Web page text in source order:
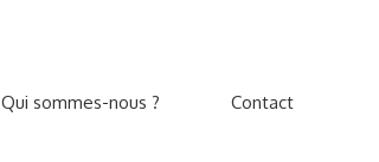
Qui sommes-nous ? Contact